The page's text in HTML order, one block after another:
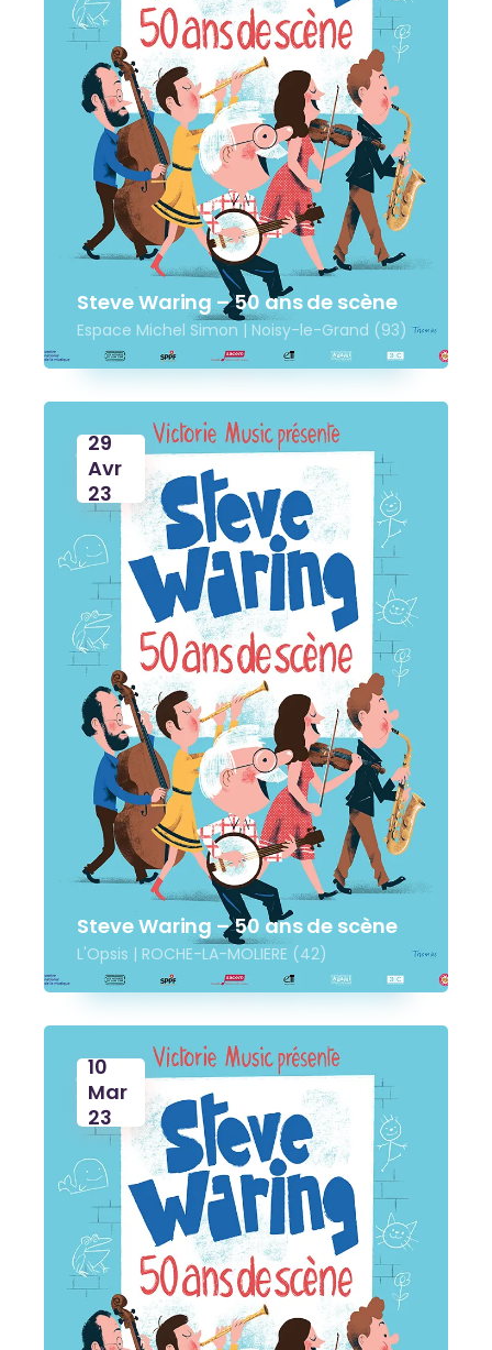
Steve Waring – 50 ans de scène
Espace Michel Simon | Noisy-le-Grand (93)
29
Avr
23
Steve Waring – 50 ans de scène
L'Opsis | ROCHE-LA-MOLIERE (42)
10
Mar
23